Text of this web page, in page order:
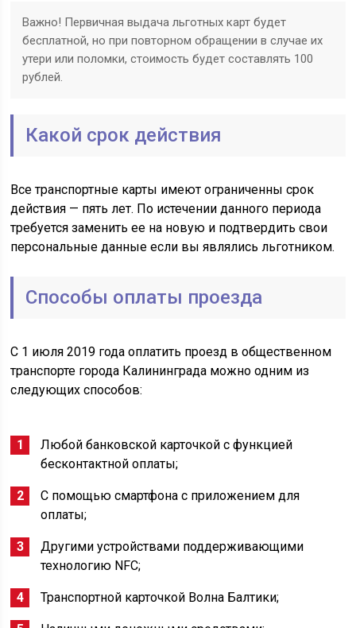
Важно! Первичная выдача льготных карт будет
бесплатной, но при повторном обращении в случае их
утери или поломки, стоимость будет составлять 100
рублей.
Какой срок действия
Все транспортные карты имеют ограниченны срок
действия — пять лет. По истечении данного периода
требуется заменить ее на новую и подтвердить свои
персональные данные если вы являлись льготником.
Способы оплаты проезда
С 1 июля 2019 года оплатить проезд в общественном
транспорте города Калининграда можно одним из
следующих способов:
Любой банковской карточкой с функцией
бесконтактной оплаты;
С помощью смартфона с приложением для
оплаты;
Другими устройствами поддерживающими
технологию NFC;
Транспортной карточкой Волна Балтики;